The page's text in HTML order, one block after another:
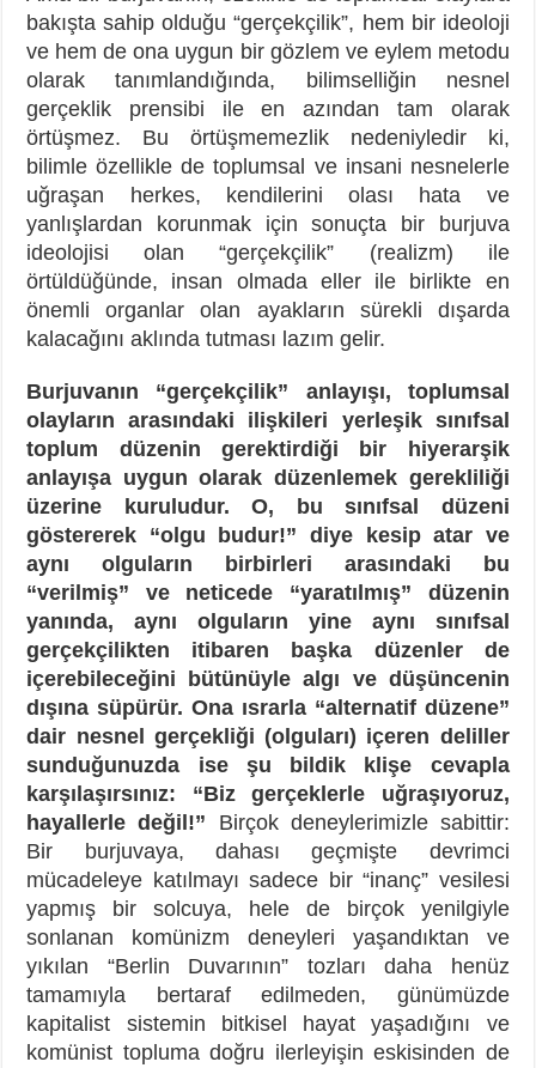
bakışta sahip olduğu “gerçekçilik”, hem bir ideoloji
ve hem de ona uygun bir gözlem ve eylem metodu
olarak tanımlandığında, bilimselliğin nesnel
gerçeklik prensibi ile en azından tam olarak
örtüşmez. Bu örtüşmemezlik nedeniyledir ki,
bilimle özellikle de toplumsal ve insani nesnelerle
uğraşan herkes, kendilerini olası hata ve
yanlışlardan korunmak için sonuçta bir burjuva
ideolojisi olan “gerçekçilik” (realizm) ile
örtüldüğünde, insan olmada eller ile birlikte en
önemli organlar olan ayakların sürekli dışarda
kalacağını aklında tutması lazım gelir.
Burjuvanın “gerçekçilik” anlayışı, toplumsal
olayların arasındaki ilişkileri yerleşik sınıfsal
toplum düzenin gerektirdiği bir hiyerarşik
anlayışa uygun olarak düzenlemek gerekliliği
üzerine kuruludur. O, bu sınıfsal düzeni
göstererek “olgu budur!” diye kesip atar ve
aynı olguların birbirleri arasındaki bu
“verilmiş” ve neticede “yaratılmış” düzenin
yanında, aynı olguların yine aynı sınıfsal
gerçekçilikten itibaren başka düzenler de
içerebileceğini bütünüyle algı ve düşüncenin
dışına süpürür. Ona ısrarla “alternatif düzene”
dair nesnel gerçekliği (olguları) içeren deliller
sunduğunuzda ise şu bildik klişe cevapla
karşılaşırsınız: “Biz gerçeklerle uğraşıyoruz,
hayallerle değil!” Birçok deneylerimizle sabittir:
Bir burjuvaya, dahası geçmişte devrimci
mücadeleye katılmayı sadece bir “inanç” vesilesi
yapmış bir solcuya, hele de birçok yenilgiyle
sonlanan komünizm deneyleri yaşandıktan ve
yıkılan “Berlin Duvarının” tozları daha henüz
tamamıyla bertaraf edilmeden, günümüzde
kapitalist sistemin bitkisel hayat yaşadığını ve
komünist topluma doğru ilerleyişin eskisinden de